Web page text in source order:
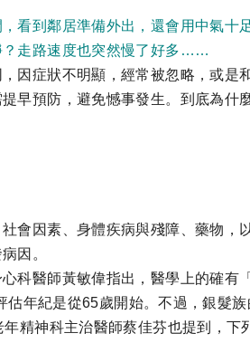
看到鄰居準備外出，還會用中氣十
？走路速度也突然慢了好多……
因症狀不明顯，經常被忽略，或是
早預防，避免憾事發生。到底為什
會因素、身體疾病與殘障、藥物，
因。
科醫師黃敏偉指出，醫學上的確有
估年紀是從65歲開始。不過，銀髮
精神科主治醫師蔡佳芬也提到，下